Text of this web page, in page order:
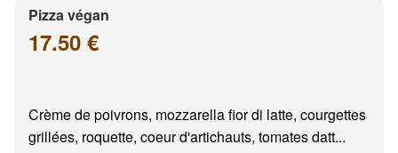
Pizza végan
17.50 €
Crème de poivrons, mozzarella fior di latte, courgettes
grillées, roquette, coeur d'artichauts, tomates datt...